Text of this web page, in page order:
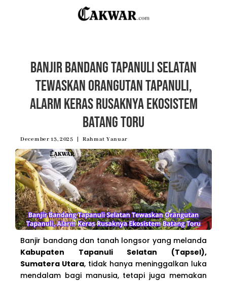
Banjir Bandang Tapanuli Selatan
Tewaskan Orangutan Tapanuli,
Alarm Keras Rusaknya Ekosistem
Batang Toru
December 13, 2025 Rahmat Yanuar
Banjir bandang dan tanah longsor yang melanda
Kabupaten Tapanuli Selatan (Tapsel),
Sumatera Utara, tidak hanya meninggalkan luka
mendalam bagi manusia, tetapi juga memakan